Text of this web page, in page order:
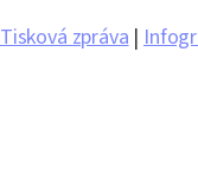
Tisková zpráva |